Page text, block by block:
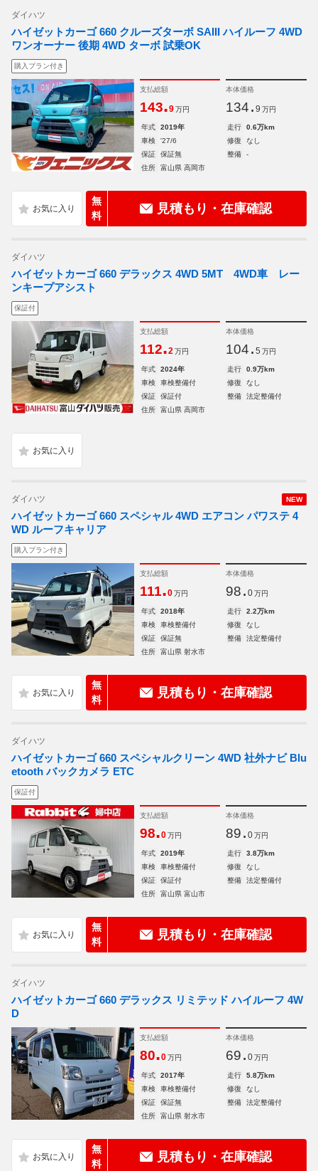
ダイハツ
ハイゼットカーゴ 660 クルーズターボ SAIII ハイルーフ 4WD
ワンオーナー 後期 4WD ターボ 試乗OK
購入プラン付き
支払総額
143.9 万円
本体価格
134. 9 万円
年式 2019年 走行
0.6万km
車検
'27/6 修復
なし
保証
保証無 整備
-
住所
富山県 高岡市
無
料
見積もり・在庫確認
ダイハツ
ハイゼットカーゴ 660 デラックス 4WD 5MT 4WD車 レー
ンキープアシスト
保証付
支払総額
112.2 万円
本体価格
104. 5 万円
年式 2024年 走行
0.9万km
車検
車検整備付 修復
なし
保証
保証付 整備
法定整備付
住所
富山県 高岡市
NEW
ダイハツ
ハイゼットカーゴ 660 スペシャル 4WD エアコン パワステ 4
WD ルーフキャリア
購入プラン付き
支払総額
111.0 万円
本体価格
98. 0 万円
年式 2018年 走行
2.2万km
車検
車検整備付 修復
なし
保証
保証無 整備
法定整備付
住所
富山県 射水市
無
料
見積もり・在庫確認
ダイハツ
ハイゼットカーゴ 660 スペシャルクリーン 4WD 社外ナビ Blu
etooth バックカメラ ETC
保証付
支払総額
98.0 万円
本体価格
89. 0 万円
年式 2019年 走行
3.8万km
車検
車検整備付 修復
なし
保証
保証付 整備
法定整備付
住所
富山県 富山市
無
料
見積もり・在庫確認
ダイハツ
ハイゼットカーゴ 660 デラックス リミテッド ハイルーフ 4W
D
支払総額
80.0 万円
本体価格
69. 0 万円
年式 2017年 走行
5.8万km
車検
車検整備付 修復
なし
保証
保証無 整備
法定整備付
住所
富山県 射水市
無
料
見積もり・在庫確認